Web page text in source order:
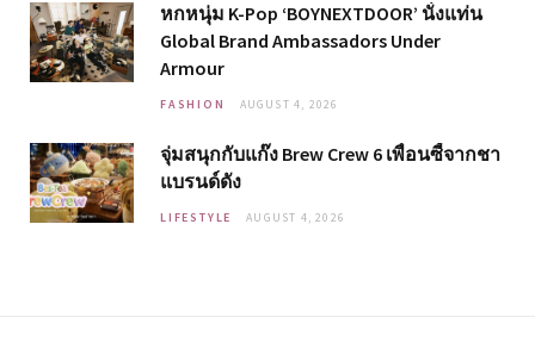
หกหนุ่ม K-Pop ‘BOYNEXTDOOR’ นั่งแท่น
Global Brand Ambassadors Under
Armour
FASHION AUGUST 4, 2026
จุ่มสนุกกับแก๊ง Brew Crew 6 เพื่อนซี้จากชา
แบรนด์ดัง
LIFESTYLE AUGUST 4, 2026